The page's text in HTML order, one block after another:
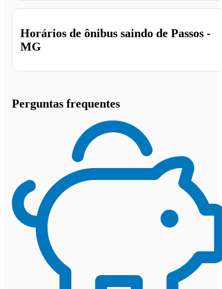
Horários de ônibus saindo de Passos -
MG
Perguntas frequentes